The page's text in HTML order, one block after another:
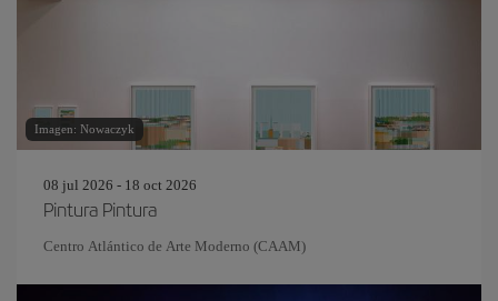
Imagen: Nowaczyk
08 jul 2026 - 18 oct 2026
Pintura Pintura
Centro Atlántico de Arte Moderno (CAAM)